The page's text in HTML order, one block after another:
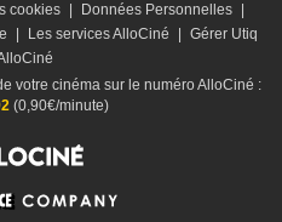
cookies Données Personnelles
Les services AlloCiné
Gérer Utiq
votre cinéma sur le numéro AlloCiné :
(0,90€/minute)